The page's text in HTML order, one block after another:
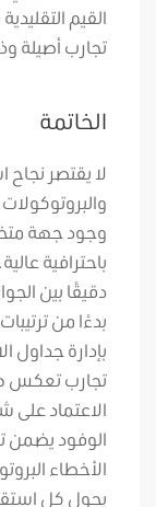
القيم
تجارب أصيلة
الخاتمة
لا يقتصر نجاح
وجود جهة
باحترافية
دقيقًا بين
بدءًا من
بإدارة جداول
تجارب تعكس
الاعتماد على
الوفود يضمن
الأخطاء
يحول كل